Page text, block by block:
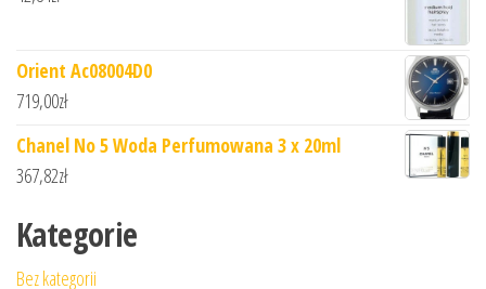
Orient Ac08004D0
719,00zł
Chanel No 5 Woda Perfumowana 3 x 20ml
367,82zł
Kategorie
Bez kategorii